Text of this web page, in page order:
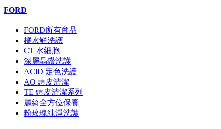
FORD
FORD所有商品
橘水鮮洗護
CT 水細胞
深層晶鑽洗護
ACID 定色洗護
AO 頭皮清潔
TE 頭皮清潔系列
麗綺全方位保養
粉玫瑰純淨洗護